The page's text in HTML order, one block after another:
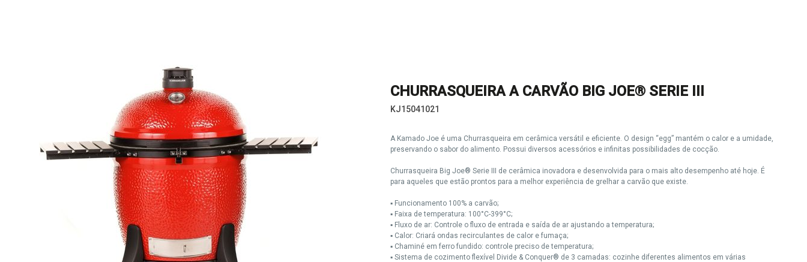
CHURRASQUEIRA A CARVÃO BIG JOE® SERIE III
KJ15041021
A Kamado Joe é uma Churrasqueira em cerâmica versátil e eficiente. O design “egg” mantém o calor e a umidade,
preservando o sabor do alimento. Possui diversos acessórios e infinitas possibilidades de cocção.
Churrasqueira Big Joe® Serie III de cerâmica inovadora e desenvolvida para o mais alto desempenho até hoje. É
para aqueles que estão prontos para a melhor experiência de grelhar a carvão que existe.
▪ Funcionamento 100% a carvão;
▪ Faixa de temperatura: 100°C-399°C;
▪ Fluxo de ar: Controle o fluxo de entrada e saída de ar ajustando a temperatura;
▪ Calor: Criará ondas recirculantes de calor e fumaça;
▪ Chaminé em ferro fundido: controle preciso de temperatura;
▪ Sistema de cozimento flexível Divide & Conquer® de 3 camadas: cozinhe diferentes alimentos em várias